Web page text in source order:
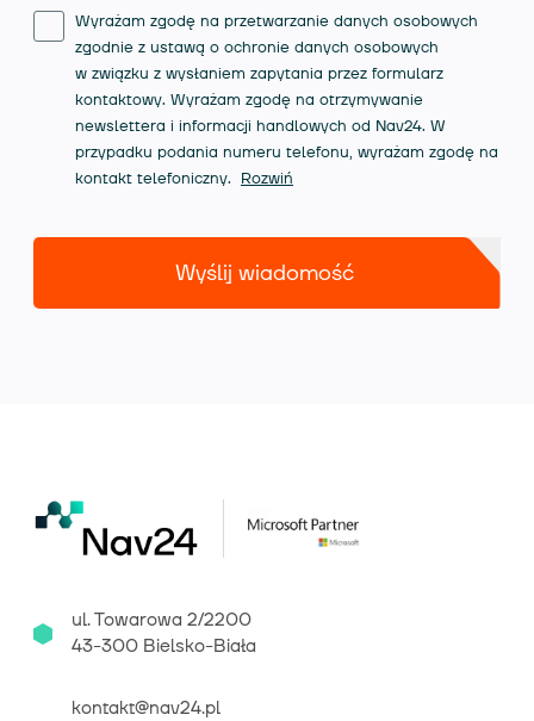
Wyrażam zgodę na przetwarzanie danych osobowych
zgodnie z ustawą o ochronie danych osobowych
w związku z wysłaniem zapytania przez formularz
kontaktowy. Wyrażam zgodę na otrzymywanie
newslettera i informacji handlowych od Nav24. W
przypadku podania numeru telefonu, wyrażam zgodę na
kontakt telefoniczny.
Rozwiń
Wyślij wiadomość
ul. Towarowa 2/2200
43-300 Bielsko-Biała
kontakt@nav24.pl